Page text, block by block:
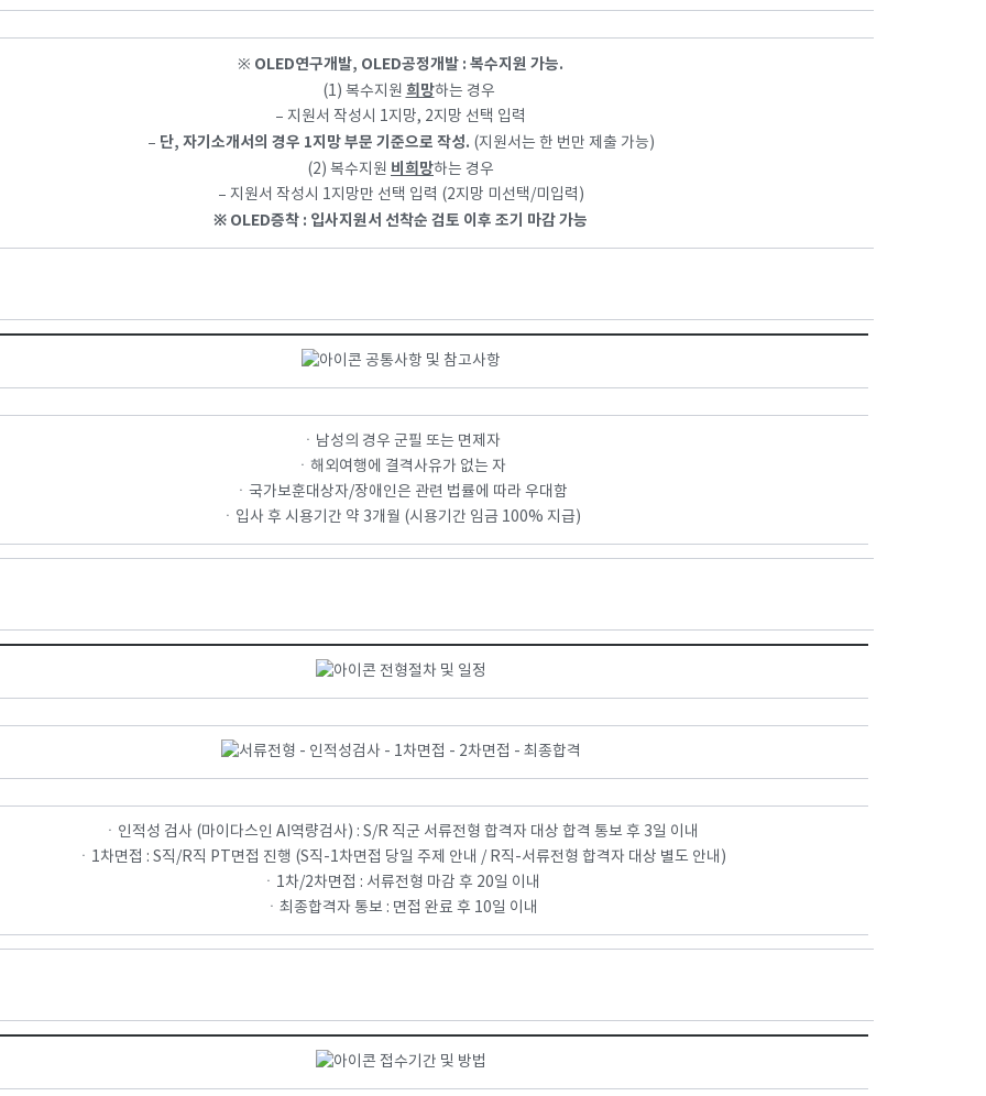
※ OLED연구개발, OLED공정개발 : 복수지원 가능.
(1) 복수지원 희망하는 경우
– 지원서 작성시 1지망, 2지망 선택 입력
– 단, 자기소개서의 경우 1지망 부문 기준으로 작성. (지원서는 한 번만 제출 가능)
(2) 복수지원 비희망하는 경우
– 지원서 작성시 1지망만 선택 입력 (2지망 미선택/미입력)
※ OLED증착 : 입사지원서 선착순 검토 이후 조기 마감 가능
공통사항 및 참고사항
ㆍ남성의 경우 군필 또는 면제자
ㆍ해외여행에 결격사유가 없는 자
ㆍ국가보훈대상자/장애인은 관련 법률에 따라 우대함
ㆍ입사 후 시용기간 약 3개월 (시용기간 임금 100% 지급)
전형절차 및 일정
ㆍ인적성 검사 (마이다스인 AI역량검사) : S/R 직군 서류전형 합격자 대상 합격 통보 후 3일 이내
ㆍ1차면접 : S직/R직 PT면접 진행 (S직-1차면접 당일 주제 안내 / R직-서류전형 합격자 대상 별도 안내)
ㆍ1차/2차면접 : 서류전형 마감 후 20일 이내
ㆍ최종합격자 통보 : 면접 완료 후 10일 이내
접수기간 및 방법